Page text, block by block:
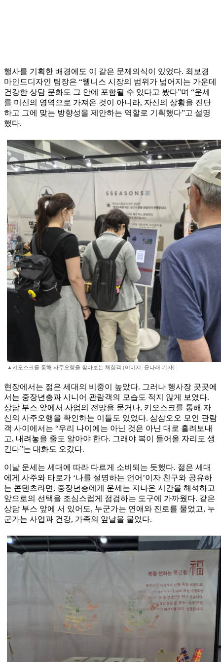
행사를 기획한 배경에도 이 같은 문제의식이 있었다. 최보경
마인드디자인 팀장은 “웰니스 시장의 범위가 넓어지는 가운데
건강한 상담 문화도 그 안에 포함될 수 있다고 봤다”며 “운세
를 미신의 영역으로 가져온 것이 아니라, 자신의 상황을 진단
하고 그에 맞는 방향성을 제안하는 역할로 기획했다”고 설명
했다.
▲키오스크를 통해 사주오행을 찾아보는 체험객.(이미지=윤나래 기자)
현장에서는 젊은 세대의 비중이 높았다. 그러나 행사장 곳곳에
서는 중장년층과 시니어 관람객의 모습도 적지 않게 보였다.
상담 부스 앞에서 사업의 전망을 묻거나, 키오스크를 통해 자
신의 사주오행을 확인하는 이들도 있었다. 삼삼오오 모인 관람
객 사이에서는 “우리 나이에는 아닌 것은 아닌 대로 흘려보내
고, 내려놓을 줄도 알아야 한다. 그래야 복이 들어올 자리도 생
긴다”는 대화도 오갔다.
이날 운세는 세대에 따라 다르게 소비되는 듯했다. 젊은 세대
에게 사주와 타로가 ‘나를 설명하는 언어’이자 친구와 공유하
는 콘텐츠라면, 중장년층에게 운세는 지나온 시간을 해석하고
앞으로의 선택을 조심스럽게 점검하는 도구에 가까웠다. 같은
상담 부스 앞에 서 있어도, 누군가는 연애와 진로를 물었고, 누
군가는 사업과 건강, 가족의 앞날을 물었다.